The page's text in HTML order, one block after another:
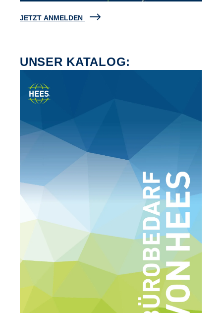
JETZT ANMELDEN
UNSER KATALOG: